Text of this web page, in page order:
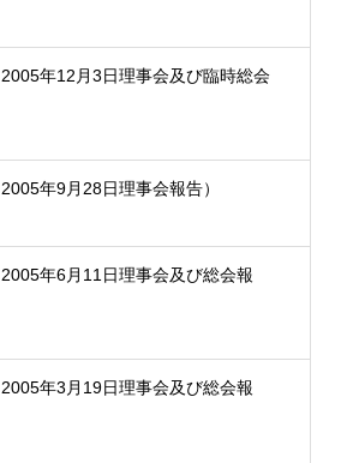
年12月3日理事会及び臨時総会
年9月28日理事会報告）
年6月11日理事会及び総会報
年3月19日理事会及び総会報